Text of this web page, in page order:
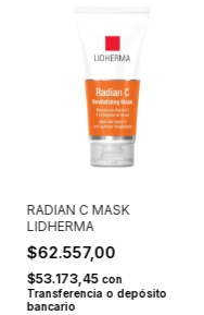
RADIAN C MASK
LIDHERMA
$62.557,00
$53.173,45 con
Transferencia o depósito
bancario